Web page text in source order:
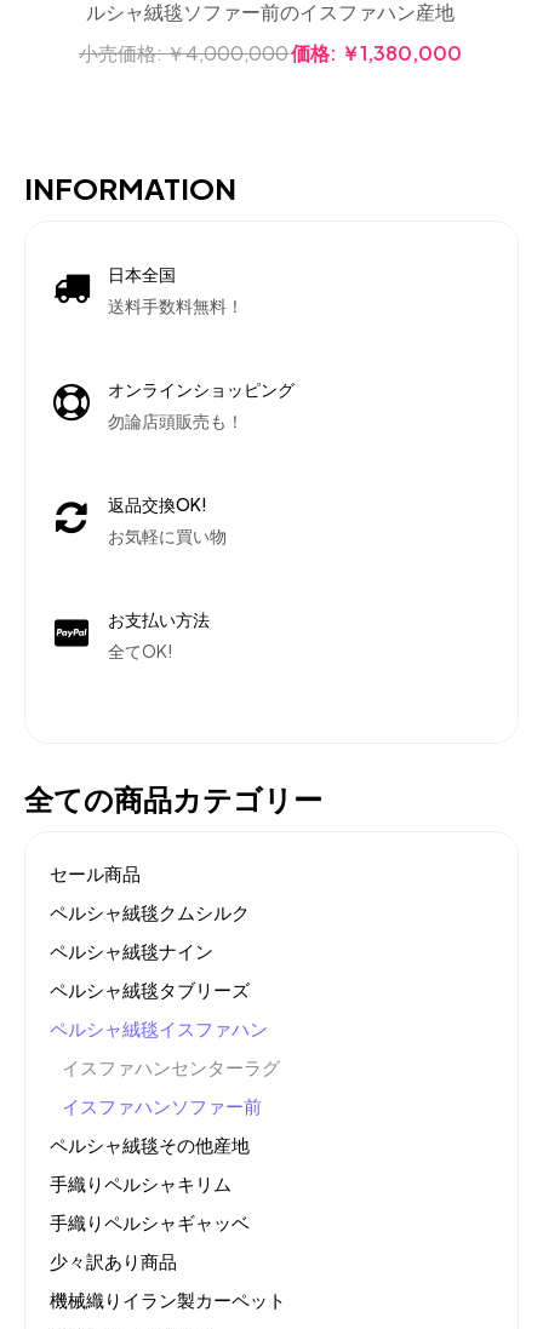
ルシャ絨毯ソファー前のイスファハン産地
小売価格:￥4,000,000価格: ￥1,380,000
INFORMATION
日本全国
送料手数料無料！
オンラインショッピング
勿論店頭販売も！
返品交換OK!
お気軽に買い物
お支払い方法
全てOK!
全ての商品カテゴリー
セール商品
ペルシャ絨毯クムシルク
ペルシャ絨毯ナイン
ペルシャ絨毯タブリーズ
ペルシャ絨毯イスファハン
イスファハンセンターラグ
イスファハンソファー前
ペルシャ絨毯その他産地
手織りペルシャキリム
手織りペルシャギャッベ
少々訳あり商品
機械織りイラン製カーペット